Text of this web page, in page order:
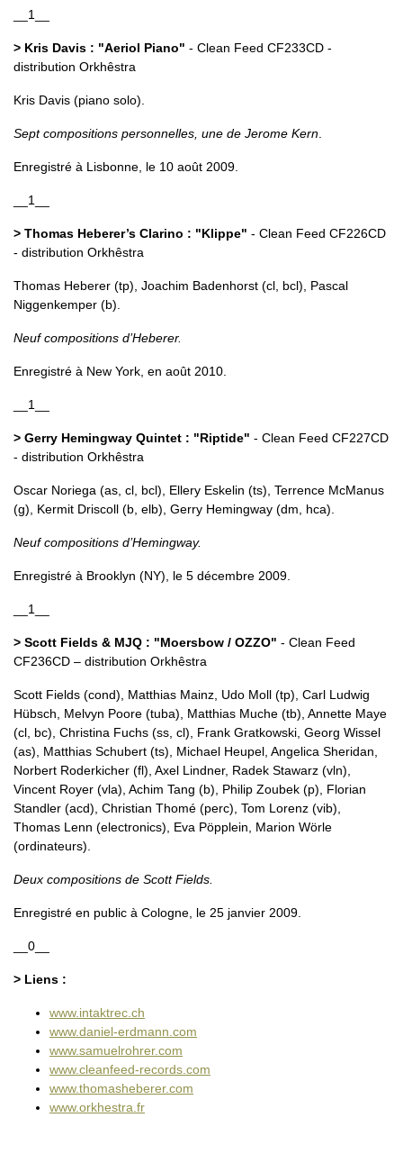
__1__
> Kris Davis : "Aeriol Piano" - Clean Feed CF233CD -
distribution Orkhêstra
Kris Davis (piano solo).
Sept compositions personnelles, une de Jerome Kern
Enregistré à Lisbonne, le 10 août 2009.
__1__
> Thomas Heberer’s Clarino : "Klippe" - Clean Feed CF226CD
- distribution Orkhêstra
Thomas Heberer (tp), Joachim Badenhorst (cl, bcl), Pascal
Niggenkemper (b).
Neuf compositions d’Heberer.
Enregistré à New York, en août 2010.
__1__
> Gerry Hemingway Quintet : "Riptide" - Clean Feed CF227CD
- distribution Orkhêstra
Oscar Noriega (as, cl, bcl), Ellery Eskelin (ts), Terrence McManus
(g), Kermit Driscoll (b, elb), Gerry Hemingway (dm, hca).
Neuf compositions d’Hemingway.
Enregistré à Brooklyn (NY), le 5 décembre 2009.
__1__
> Scott Fields & MJQ : "Moersbow / OZZO" - Clean Feed
CF236CD – distribution Orkhêstra
Scott Fields (cond), Matthias Mainz, Udo Moll (tp), Carl Ludwig
Hübsch, Melvyn Poore (tuba), Matthias Muche (tb), Annette Maye
(cl, bc), Christina Fuchs (ss, cl), Frank Gratkowski, Georg Wissel
(as), Matthias Schubert (ts), Michael Heupel, Angelica Sheridan,
Norbert Roderkicher (fl), Axel Lindner, Radek Stawarz (vln),
Vincent Royer (vla), Achim Tang (b), Philip Zoubek (p), Florian
Standler (acd), Christian Thomé (perc), Tom Lorenz (vib),
Thomas Lenn (electronics), Eva Pöpplein, Marion Wörle
(ordinateurs).
Deux compositions de Scott Fields.
Enregistré en public à Cologne, le 25 janvier 2009.
__0__
> Liens :
www.intaktrec.ch
www.daniel-erdmann.com
www.samuelrohrer.com
www.cleanfeed-records.com
www.thomasheberer.com
www.orkhestra.fr